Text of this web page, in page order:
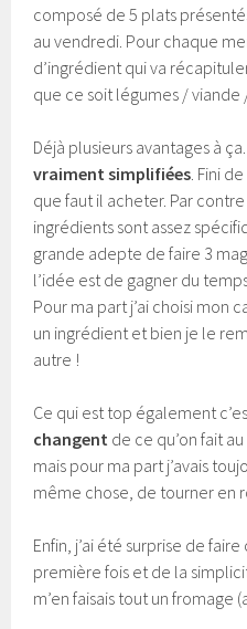
composé de 5 plats
au vendredi. Pour chaque
d’ingrédient qui va
que ce soit légumes / viande
Déjà plusieurs avantages à
vraiment simplifiées . Fini
que faut il acheter. Par
ingrédients sont assez
grande adepte de faire 3
l’idée est de gagner du
Pour ma part j’ai choisi mon
un ingrédient et bien je le
autre !
Ce qui est top également
changent de ce qu’on fait
mais pour ma part j’avais
même chose, de tourner en
Enfin, j’ai été surprise de
première fois et de la
m’en faisais tout un fromage